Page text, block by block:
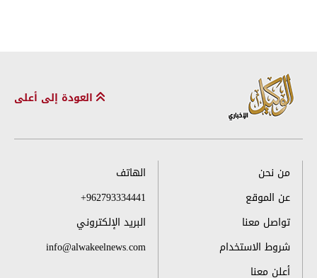
العودة إلى أعلى
من نحن
عن الموقع
تواصل معنا
شروط الاستخدام
أعلن معنا
الهاتف
+962793334441
البريد الإلكتروني
info@alwakeelnews.com